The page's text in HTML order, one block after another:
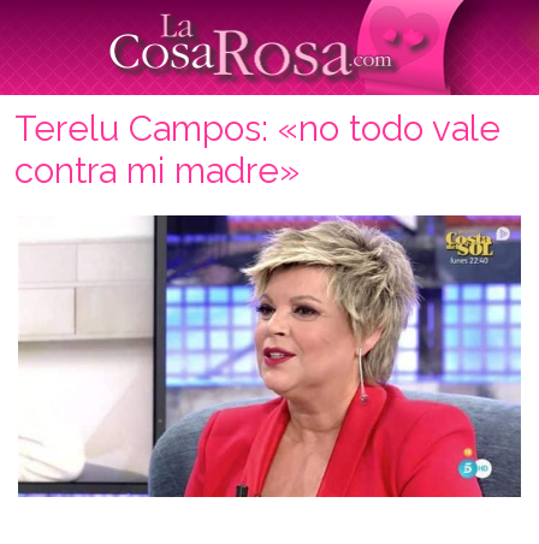
Terelu Campos: «no todo vale
contra mi madre»